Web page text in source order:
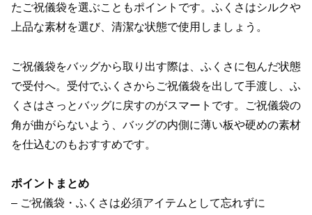
たご祝儀袋を選ぶこともポイントです。ふくさはシルクや
上品な素材を選び、清潔な状態で使用しましょう。
ご祝儀袋をバッグから取り出す際は、ふくさに包んだ状態
で受付へ。受付でふくさからご祝儀袋を出して手渡し、ふ
くさはさっとバッグに戻すのがスマートです。ご祝儀袋の
角が曲がらないよう、バッグの内側に薄い板や硬めの素材
を仕込むのもおすすめです。
ポイントまとめ
– ご祝儀袋・ふくさは必須アイテムとして忘れずに